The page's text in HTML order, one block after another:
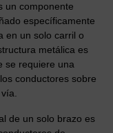
un componente
específicamente
en un solo carril o
metálica es
se requiere una
conductores sobre
de un solo brazo es